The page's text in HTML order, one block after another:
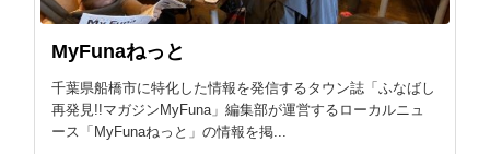
MyFunaねっと
千葉県船橋市に特化した情報を発信するタウン誌「ふなばし
再発見!!マガジンMyFuna」編集部が運営するローカルニュ
ース「MyFunaねっと」の情報を掲...